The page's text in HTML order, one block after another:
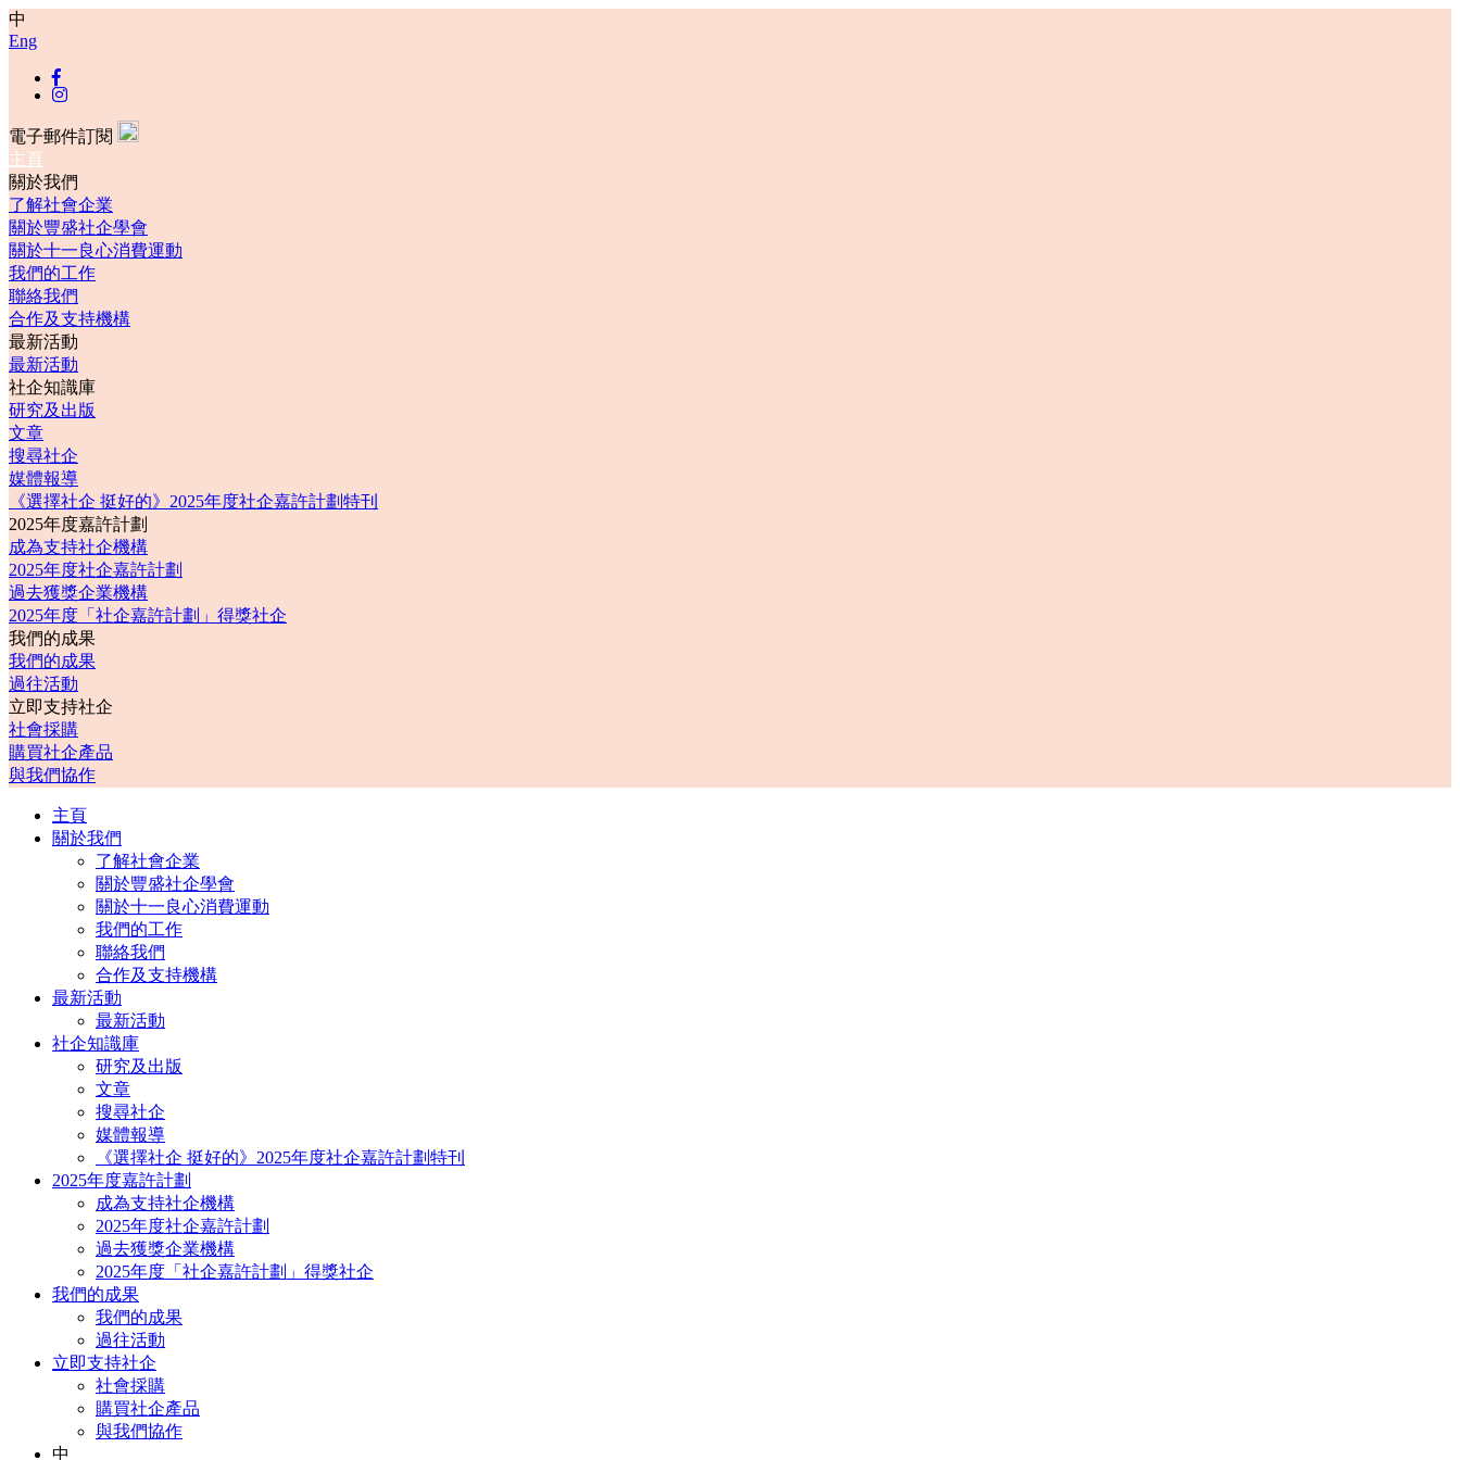
中
Eng
電子郵件訂閱
主頁
關於我們
了解社會企業
關於豐盛社企學會
關於十一良心消費運動
我們的工作
聯絡我們
合作及支持機構
最新活動
最新活動
社企知識庫
研究及出版
文章
搜尋社企
媒體報導
《選擇社企 挺好的》2025年度社企嘉許計劃特刊
2025年度嘉許計劃
成為支持社企機構
2025年度社企嘉許計劃
過去獲獎企業機構
2025年度「社企嘉許計劃」得獎社企
我們的成果
我們的成果
過往活動
立即支持社企
社會採購
購買社企產品
與我們協作
主頁
關於我們
了解社會企業
關於豐盛社企學會
關於十一良心消費運動
我們的工作
聯絡我們
合作及支持機構
最新活動
最新活動
社企知識庫
研究及出版
文章
搜尋社企
媒體報導
《選擇社企 挺好的》2025年度社企嘉許計劃特刊
2025年度嘉許計劃
成為支持社企機構
2025年度社企嘉許計劃
過去獲獎企業機構
2025年度「社企嘉許計劃」得獎社企
我們的成果
我們的成果
過往活動
立即支持社企
社會採購
購買社企產品
與我們協作
中